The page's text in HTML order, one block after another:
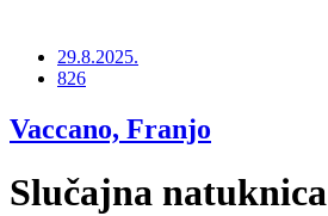
29.8.2025.
826
Vaccano, Franjo
Slučajna natuknica